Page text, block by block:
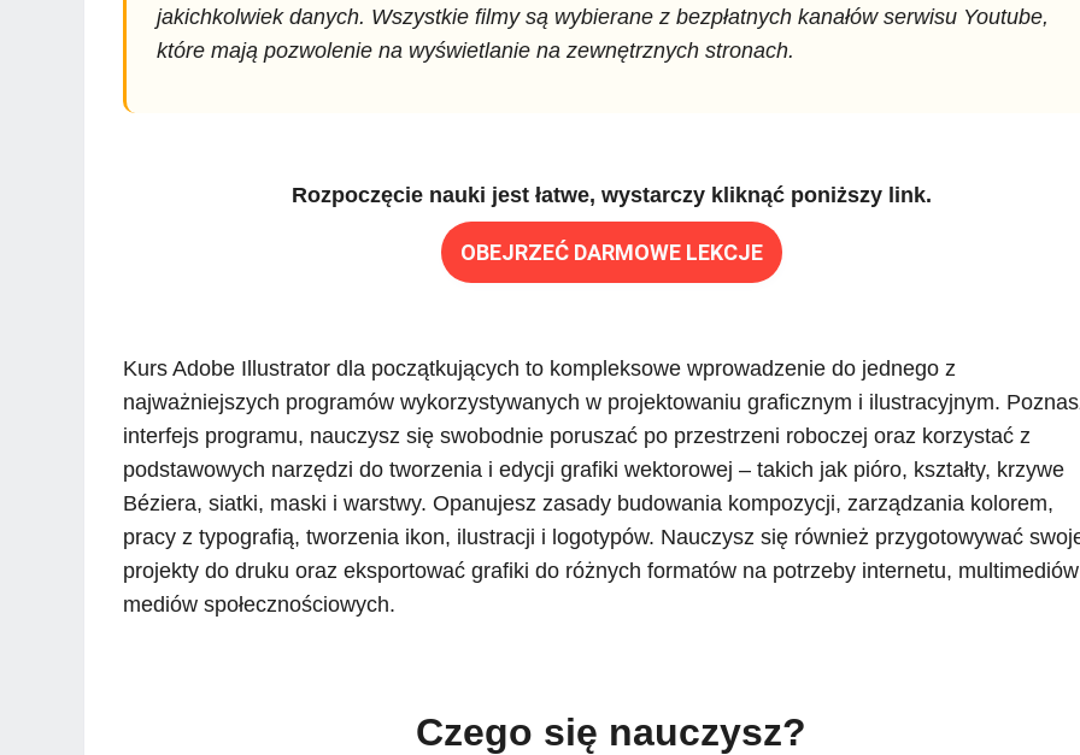
jakichkolwiek danych. Wszystkie filmy są wybierane z bezpłatnych kanałów serwisu Youtube,
które mają pozwolenie na wyświetlanie na zewnętrznych stronach.
Rozpoczęcie nauki jest łatwe, wystarczy kliknąć poniższy link.
OBEJRZEĆ DARMOWE LEKCJE
Kurs Adobe Illustrator dla początkujących to kompleksowe wprowadzenie do jednego z
najważniejszych programów wykorzystywanych w projektowaniu graficznym i ilustracyjnym.
interfejs programu, nauczysz się swobodnie poruszać po przestrzeni roboczej oraz korzystać z
podstawowych narzędzi do tworzenia i edycji grafiki wektorowej – takich jak pióro, kształty, krzywe
Béziera, siatki, maski i warstwy. Opanujesz zasady budowania kompozycji, zarządzania kolorem,
pracy z typografią, tworzenia ikon, ilustracji i logotypów. Nauczysz się również przygotowywać
projekty do druku oraz eksportować grafiki do różnych formatów na potrzeby internetu,
mediów społecznościowych.
Czego się nauczysz?